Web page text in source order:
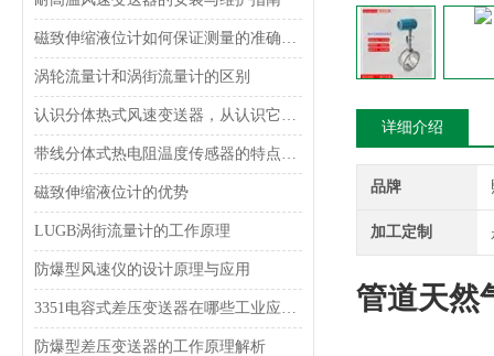
磁致伸缩液位计如何保证测量的准确性？
涡轮流量计和涡街流量计的区别
认识分体热式风速变送器，从认识它的功能特点开始
带线分体式热电阻温度传感器的特点及应用
磁致伸缩液位计的优势
LUGB涡街流量计的工作原理
防爆型风速仪的设计原理与应用
3351电容式差压变送器在哪些工业应用中使用？
防爆型差压变送器的工作原理解析
详细介绍
品牌
加工定制
管道天然